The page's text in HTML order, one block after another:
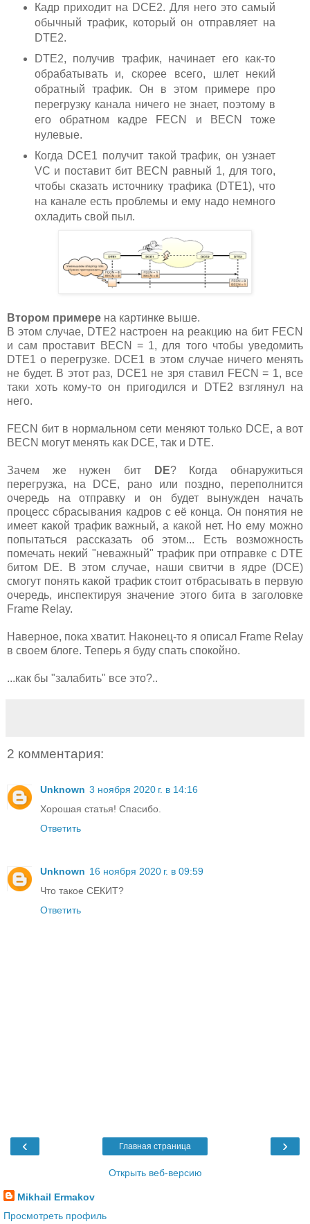
Кадр приходит на DCE2. Для него это самый
обычный трафик, который он отправляет на
DTE2.
DTE2, получив трафик, начинает его как-то
обрабатывать и, скорее всего, шлет некий
обратный трафик. Он в этом примере про
перегрузку канала ничего не знает, поэтому в
его обратном кадре FECN и BECN тоже
нулевые.
Когда DCE1 получит такой трафик, он узнает
VC и поставит бит BECN равный 1, для того,
чтобы сказать источнику трафика (DTE1), что
на канале есть проблемы и ему надо немного
охладить свой пыл.
Втором примере на картинке выше.
В этом случае, DTE2 настроен на реакцию на бит FECN
и сам проставит BECN = 1, для того чтобы уведомить
DTE1 о перегрузке. DCE1 в этом случае ничего менять
не будет. В этот раз, DCE1 не зря ставил FECN = 1, все
таки хоть кому-то он пригодился и DTE2 взглянул на
него.
FECN бит в нормальном сети меняют только DCE, а вот
BECN могут менять как DCE, так и DTE.
Зачем же нужен бит DE? Когда обнаружиться
перегрузка, на DCE, рано или поздно, переполнится
очередь на отправку и он будет вынужден начать
процесс сбрасывания кадров с её конца. Он понятия не
имеет какой трафик важный, а какой нет. Но ему можно
попытаться рассказать об этом... Есть возможность
помечать некий "неважный" трафик при отправке с DTE
битом DE. В этом случае, наши свитчи в ядре (DCE)
смогут понять какой трафик стоит отбрасывать в первую
очередь, инспектируя значение этого бита в заголовке
Frame Relay.
Наверное, пока хватит. Наконец-то я описал Frame Relay
в своем блоге. Теперь я буду спать спокойно.
...как бы "залабить" все это?..
2 комментария:
Unknown 3 ноября 2020 г. в 14:16
Хорошая статья! Спасибо.
Ответить
Unknown 16 ноября 2020 г. в 09:59
Что такое СЕКИТ?
Ответить
‹ ›
Главная страница
Открыть веб-версию
Mikhail Ermakov
Просмотреть профиль